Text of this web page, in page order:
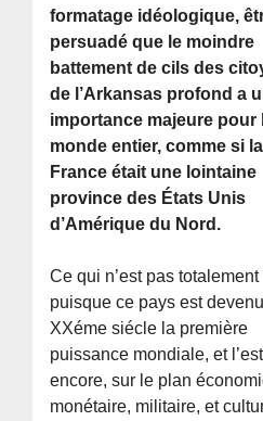
formatage idéologique,
persuadé que le moindre
battement de cils des
de l’Arkansas profond a
importance majeure pour
monde entier, comme si la
France était une lointaine
province des États Unis
d’Amérique du Nord.
Ce qui n’est pas totalement
puisque ce pays est
XXéme siécle la première
puissance mondiale, et l’est
encore, sur le plan
monétaire, militaire, et